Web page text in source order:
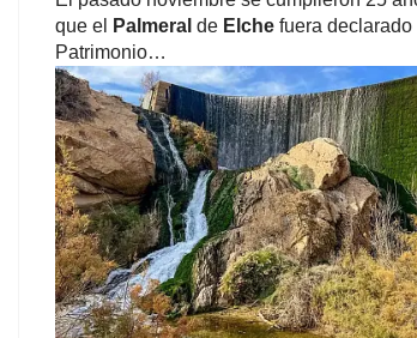
que el
Palmeral de Elche fuera declarado
Patrimonio…